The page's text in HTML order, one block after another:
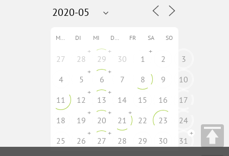
MO DI MI DO FR SA SO
27 28
+
29
+
30 1
+
2
3
4
5
+
6
+
7 8 9
10
11
12
+
13
+
14 15 16
17
18
19
+
20
+
21
+
22 23
24
25
26
+
27
+
28 29 30 31
+